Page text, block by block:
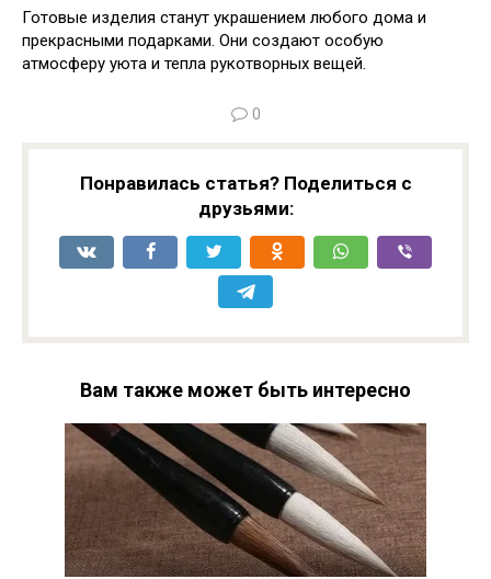
Готовые изделия станут украшением любого дома и
прекрасными подарками. Они создают особую
атмосферу уюта и тепла рукотворных вещей.
0
Понравилась статья? Поделиться с
друзьями:
Вам также может быть интересно